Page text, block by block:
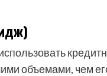
объемами, чем